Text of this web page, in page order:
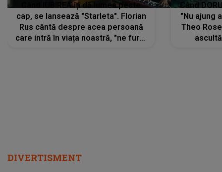
Când IUBIREA îți dă lumea peste
cap, se lansează "Starleta". Florian
Rus cântă despre acea persoană
care intră în viața noastră, "ne fură"
Când
"Nu ajung
Theo
DIVERTISMENT